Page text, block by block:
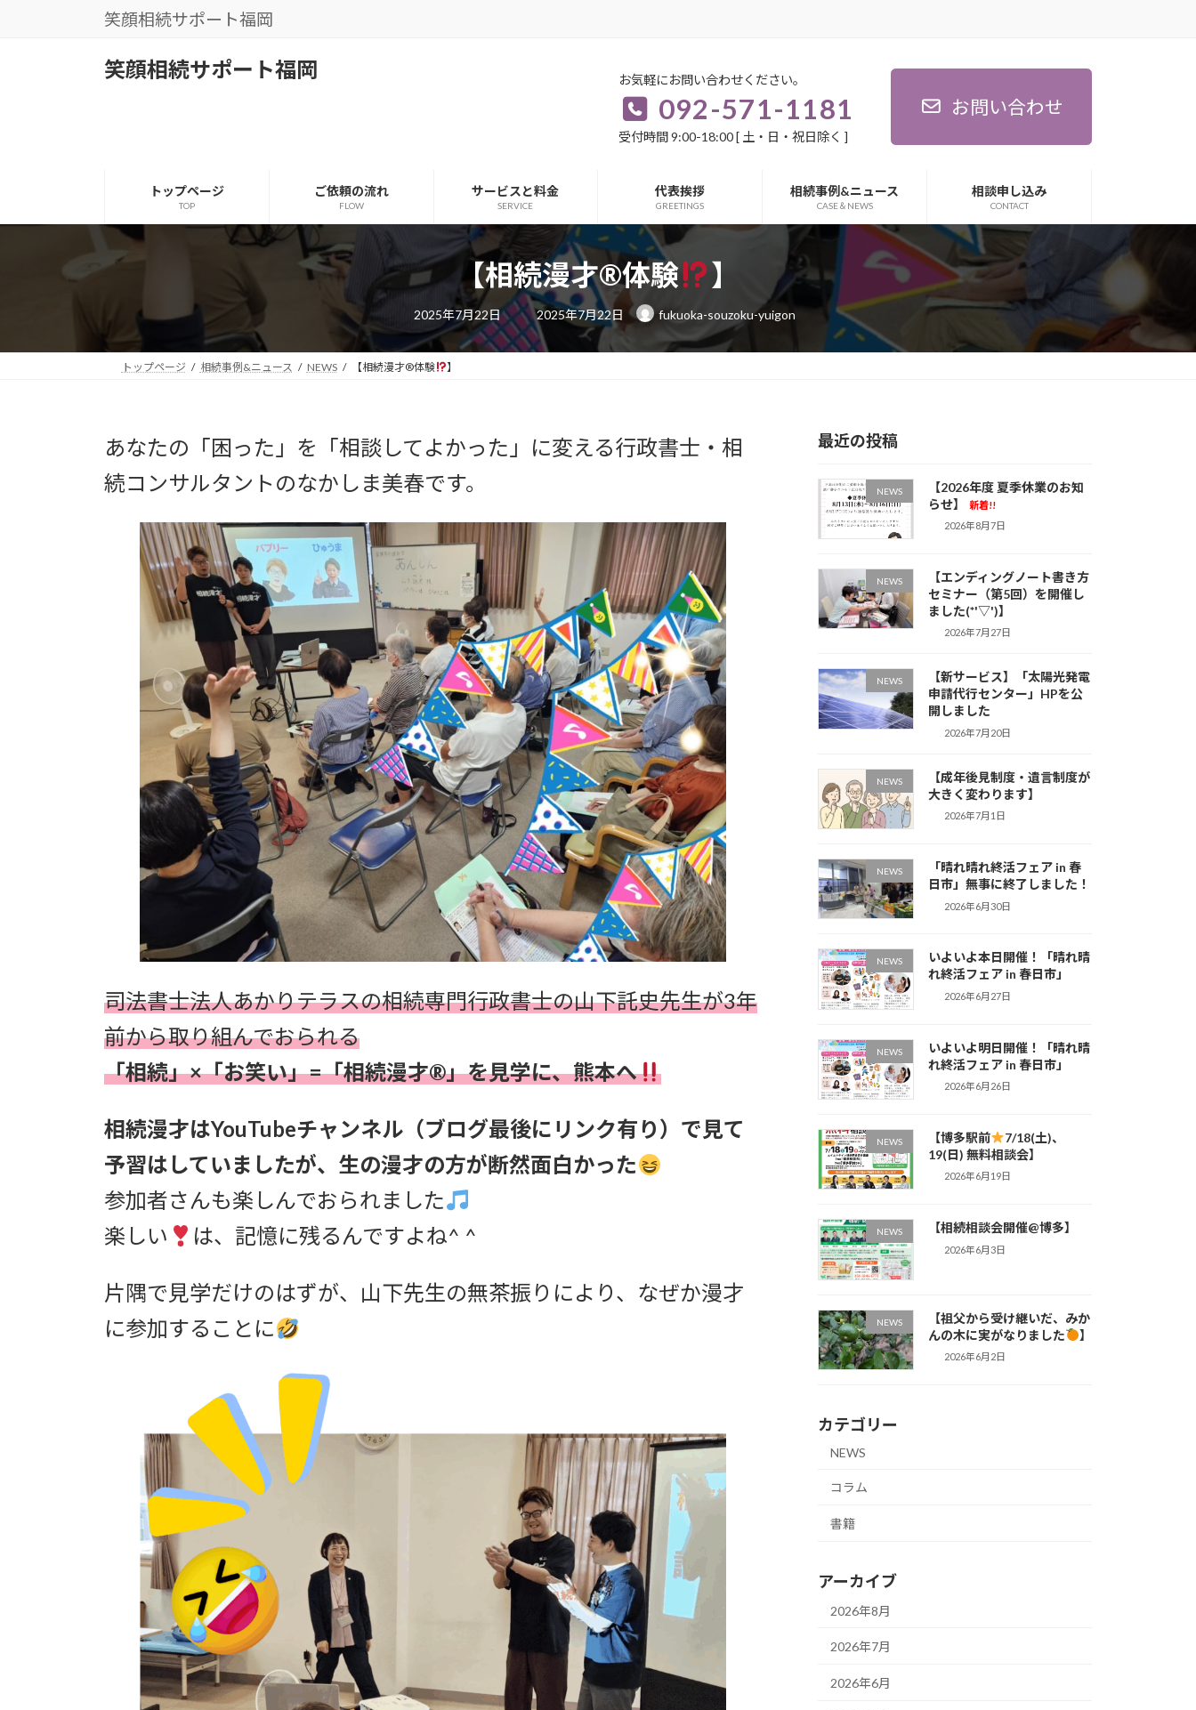
笑顔相続サポート福岡
笑顔相続サポート福岡
092-571-1181
受付時間 9:00-18:00 [ 土・日・祝日除く ]
お問い合わせ
トップページ
TOP
ご依頼の流れ
FLOW
サービスと料金
SERVICE
代表挨拶
GREETINGS
相続事例&ニュース
CASE＆NEWS
相談申し込み
CONTACT
【相続漫才®体験 】
2025年7月22日
最
終
更
新
日
2025年7月22日 fukuoka-souzoku-yuigon
トップページ 相続事例&ニュース NEWS 【相続漫才®体験 】
あなたの「困った」を「相談してよかった」に変える行政書士・相
続コンサルタントのなかしま美春です。
司法書士法人あかりテラスの相続専門行政書士の山下託史先生が3年
前から取り組んでおられる
「相続」×「お笑い」=「相続漫才®」を見学に、熊本へ
相続漫才はYouTubeチャンネル（ブログ最後にリンク有り）で見て
予習はしていましたが、生の漫才の方が断然面白かった
参加者さんも楽しんでおられました
楽しい
は、記憶に残るんですよね^ ^
片隅で見学だけのはずが、山下先生の無茶振りにより、なぜか漫才
に参加することに
最近の投稿
NEWS
【2026年度 夏季休業のお知
らせ】
新着!!
2026年8月7日
NEWS
【エンディングノート書き方
セミナー（第5回）を開催し
ました(*'▽')】
2026年7月27日
NEWS
【新サービス】「太陽光発電
申請代行センター」HPを公
開しました
2026年7月20日
NEWS
【成年後見制度・遺言制度が
大きく変わります】
2026年7月1日
NEWS
「晴れ晴れ終活フェア in 春
日市」無事に終了しました！
2026年6月30日
NEWS
いよいよ本日開催！「晴れ晴
れ終活フェア in 春日市」
2026年6月27日
NEWS
いよいよ明日開催！「晴れ晴
れ終活フェア in 春日市」
2026年6月26日
NEWS 【博多駅前
7/18(土)、
19(日) 無料相談会】
2026年6月19日
NEWS 【相続相談会開催@博多】
2026年6月3日
NEWS
【祖父から受け継いだ、みか
んの木に実がなりました
】
2026年6月2日
カテゴリー
NEWS
コラム
書籍
アーカイブ
2026年8月
2026年7月
2026年6月